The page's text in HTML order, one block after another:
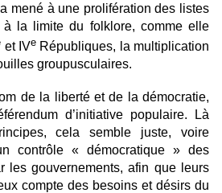
mené à une prolifération des listes
à la limite du folklore, comme elle
et IVe Républiques, la multiplication
groupusculaires.
de la liberté et de la démocratie,
d’initiative populaire. Là
cela semble juste, voire
contrôle « démocratique » des
les gouvernements, afin que leurs
compte des besoins et désirs du